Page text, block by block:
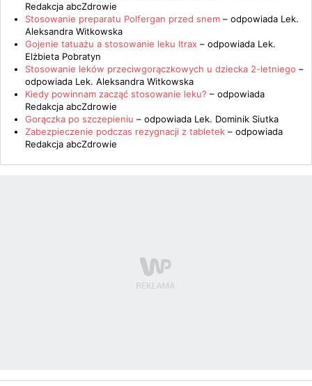
Redakcja abcZdrowie
Stosowanie preparatu Polfergan przed snem – odpowiada Lek.
Aleksandra Witkowska
Gojenie tatuażu a stosowanie leku Itrax – odpowiada Lek.
Elżbieta Pobratyn
Stosowanie leków przeciwgorączkowych u dziecka 2-letniego –
odpowiada Lek. Aleksandra Witkowska
Kiedy powinnam zacząć stosowanie leku? – odpowiada
Redakcja abcZdrowie
Gorączka po szczepieniu – odpowiada Lek. Dominik Siutka
Zabezpieczenie podczas rezygnacji z tabletek – odpowiada
Redakcja abcZdrowie